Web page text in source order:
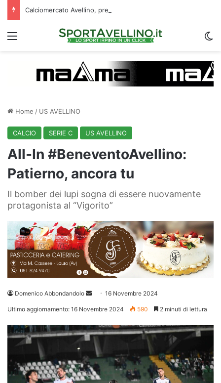
Menu
Home / US AVELLINO
CALCIO SERIE C US AVELLINO
All-In #BeneventoAvellino:
Patierno, ancora tu
Il bomber dei lupi sogna di essere nuovamente
protagonista al “Vigorito”
Domenico Abbondandolo
Invia 16 Novembre 2024
Ultimo aggiornamento: 16 Novembre 2024 590 2 minuti di lettura